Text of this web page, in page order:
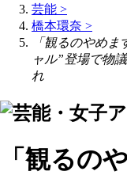
芸能 >
橋本環奈 >
「観るのやめ
ャル”登場で物
れ
「観るの